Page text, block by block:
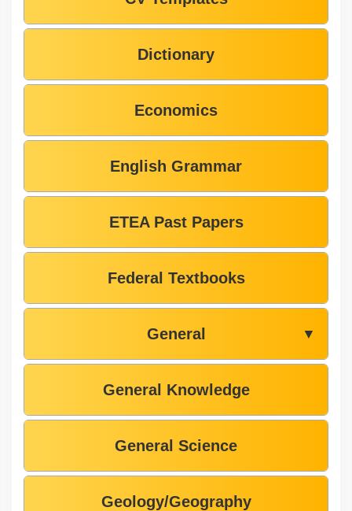
Dictionary
Economics
English Grammar
ETEA Past Papers
Federal Textbooks
General ▼
General Knowledge
General Science
Geology/Geography